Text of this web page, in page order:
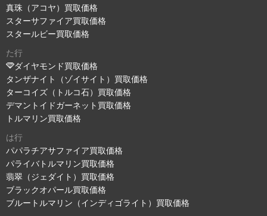
真珠（アコヤ）買取価格
スターサファイア買取価格
スタールビー買取価格
た行
ダイヤモンド買取価格
タンザナイト（ゾイサイト）買取価格
ターコイズ（トルコ石）買取価格
デマントイドガーネット買取価格
トルマリン買取価格
は行
パパラチアサファイア買取価格
パライバトルマリン買取価格
翡翠（ジェダイト）買取価格
ブラックオパール買取価格
ブルートルマリン（インディゴライト）買取価格